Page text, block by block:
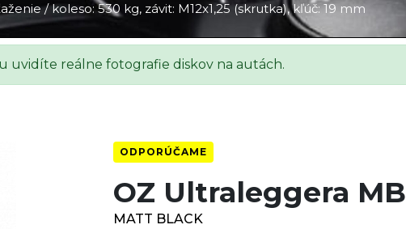
/ koleso: 530 kg, závit: M12x1,25 (skrutka), kľúč: 19 mm
2003
uvidíte reálne fotografie diskov na autách.
ODPORÚČAME
OZ Ultraleggera MB
MATT BLACK